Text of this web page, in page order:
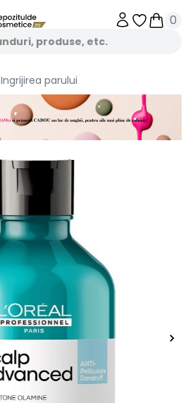
Obiecte
0
Ingrijirea parului